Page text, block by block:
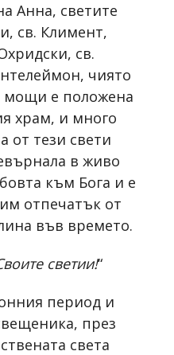
Анна, светите
св. Климент,
св.
чиято
мощи е положена
храм, и много
от тези свети
в живо
към Бога и е
отпечатък от
във времето.
светии!“
период и
през
света